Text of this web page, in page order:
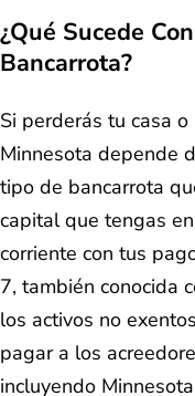
¿Qué Sucede
Bancarrota?
Si perderás tu casa
Minnesota depende
tipo de bancarrota
capital que tengas
corriente con tus
7, también conocida
los activos no
pagar a los
incluyendo